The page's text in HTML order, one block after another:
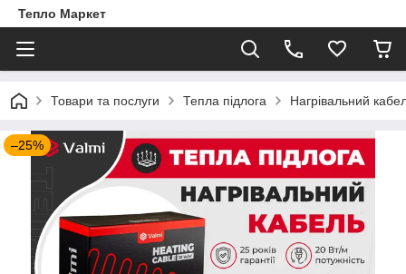
Тепло Маркет
Товари та послуги Тепла підлога Нагрівальний
–25%